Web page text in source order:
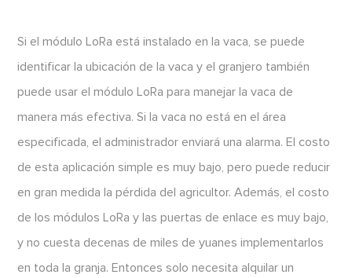
Si el módulo LoRa está instalado en la vaca, se puede
identificar la ubicación de la vaca y el granjero también
puede usar el módulo LoRa para manejar la vaca de
manera más efectiva. Si la vaca no está en el área
especificada, el administrador enviará una alarma. El costo
de esta aplicación simple es muy bajo, pero puede reducir
en gran medida la pérdida del agricultor. Además, el costo
de los módulos LoRa y las puertas de enlace es muy bajo,
y no cuesta decenas de miles de yuanes implementarlos
en toda la granja. Entonces solo necesita alquilar un